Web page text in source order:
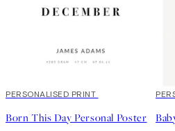
20%*
PERSONALISED PRINT
Born This Day Personal Poster